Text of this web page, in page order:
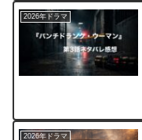
2026年ドラマ
2026年ドラマ